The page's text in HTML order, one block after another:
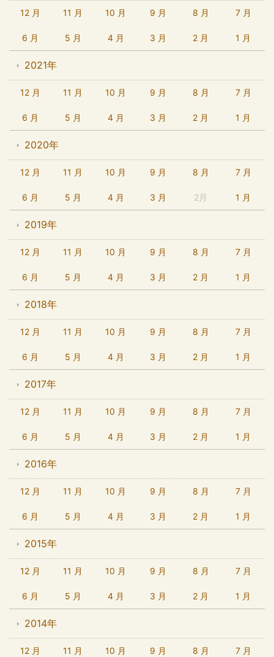
12 月 11 月 10 月 9 月 8 月 7 月
6 月 5 月 4 月 3 月 2 月 1 月
2021年
12 月 11 月 10 月 9 月 8 月 7 月
6 月 5 月 4 月 3 月 2 月 1 月
2020年
12 月 11 月 10 月 9 月 8 月 7 月
6 月 5 月 4 月 3 月 2月 1 月
2019年
12 月 11 月 10 月 9 月 8 月 7 月
6 月 5 月 4 月 3 月 2 月 1 月
2018年
12 月 11 月 10 月 9 月 8 月 7 月
6 月 5 月 4 月 3 月 2 月 1 月
2017年
12 月 11 月 10 月 9 月 8 月 7 月
6 月 5 月 4 月 3 月 2 月 1 月
2016年
12 月 11 月 10 月 9 月 8 月 7 月
6 月 5 月 4 月 3 月 2 月 1 月
2015年
12 月 11 月 10 月 9 月 8 月 7 月
6 月 5 月 4 月 3 月 2 月 1 月
2014年
12 月 11 月 10 月 9 月 8 月 7 月